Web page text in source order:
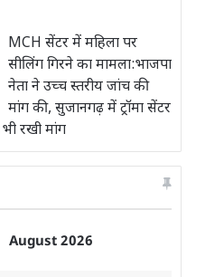
MCH सेंटर में महिला पर
सीलिंग गिरने का मामला:भाजपा
नेता ने उच्च स्तरीय जांच की
मांग की, सुजानगढ़ में ट्रॉमा सेंटर
रखी मांग
August 2026